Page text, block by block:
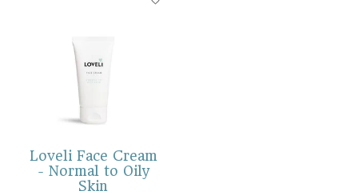
Loveli Face Cream
- Normal to Oily
Skin